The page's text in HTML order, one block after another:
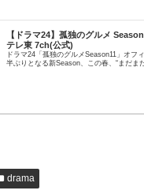
【ドラマ24】孤独のグルメ
テレ東 7ch(公式)
ドラマ24「孤独のグルメSeason11」オフ
半ぶりとなる新Season、この春、“まだま
drama